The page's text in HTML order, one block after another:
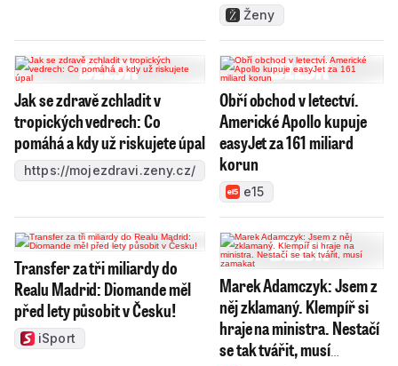
Ženy
Jak se zdravě zchladit v
tropických vedrech: Co
pomáhá a kdy už riskujete úpal
https://mojezdravi.zeny.cz/
Obří obchod v letectví.
Americké Apollo kupuje
easyJet za 161 miliard
korun
e15
Transfer za tři miliardy do
Realu Madrid: Diomande měl
před lety působit v Česku!
iSport
Marek Adamczyk: Jsem z
něj zklamaný. Klempíř si
hraje na ministra. Nestačí
se tak tvářit, musí